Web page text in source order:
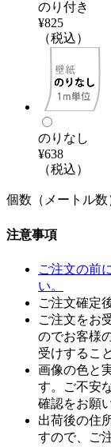
のり付き
¥825
（税込）
のりなし
¥638
（税込）
個数（メートル数
注意事項
ご注文の前
い。
ご注文確定
ご注文をお
のでお客様
受けするこ
画像の色と
す。ご不安
確認をお願
出荷後の住
すので、ご